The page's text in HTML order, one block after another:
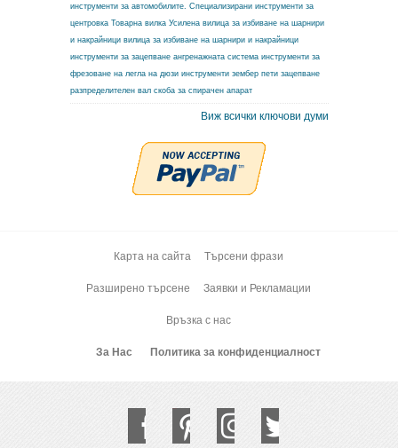
инструменти за автомобилите. Специализирани инструменти за
центровка Товарна вилка Усилена вилица за избиване на шарнири
и накрайници вилица за избиване на шарнири и накрайници
инструменти за зацепване ангренажната система инструменти за
фрезоване на легла на дюзи инструменти зембер пети зацепване
разпределителен вал скоба за спирачен апарат
Виж всички ключови думи
Карта на сайта Търсени фрази
Разширено търсене Заявки и Рекламации
Връзка с нас
За Нас Политика за конфиденциалност